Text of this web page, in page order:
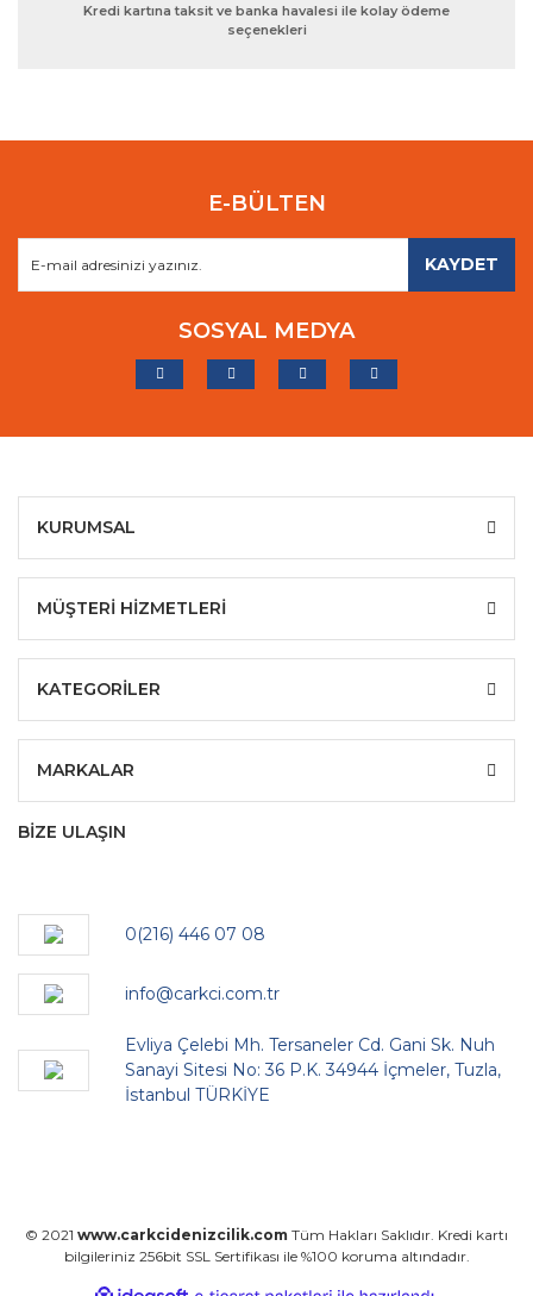
Kredi kartına taksit ve banka havalesi ile kolay ödeme
seçenekleri
E-BÜLTEN
KAYDET
SOSYAL MEDYA
KURUMSAL
MÜŞTERİ HİZMETLERİ
KATEGORİLER
MARKALAR
BİZE ULAŞIN
0(216) 446 07 08
info@carkci.com.tr
Evliya Çelebi Mh. Tersaneler Cd. Gani Sk. Nuh
Sanayi Sitesi No: 36 P.K. 34944 İçmeler, Tuzla,
İstanbul TÜRKİYE
© 2021 www.carkcidenizcilik.com Tüm Hakları Saklıdır. Kredi kartı
bilgileriniz 256bit SSL Sertifikası ile %100 koruma altındadır.